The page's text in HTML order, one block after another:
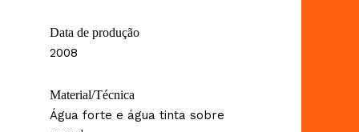
Data de produção
2008
Material/Técnica
Água forte e água tinta sobre